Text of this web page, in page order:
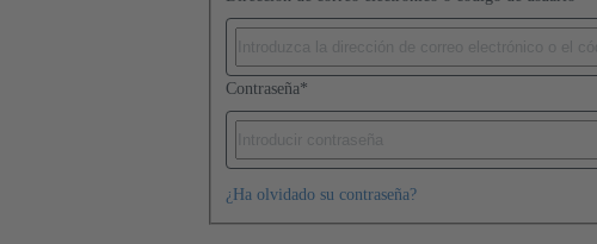
Contraseña*
¿Ha olvidado su contraseña?